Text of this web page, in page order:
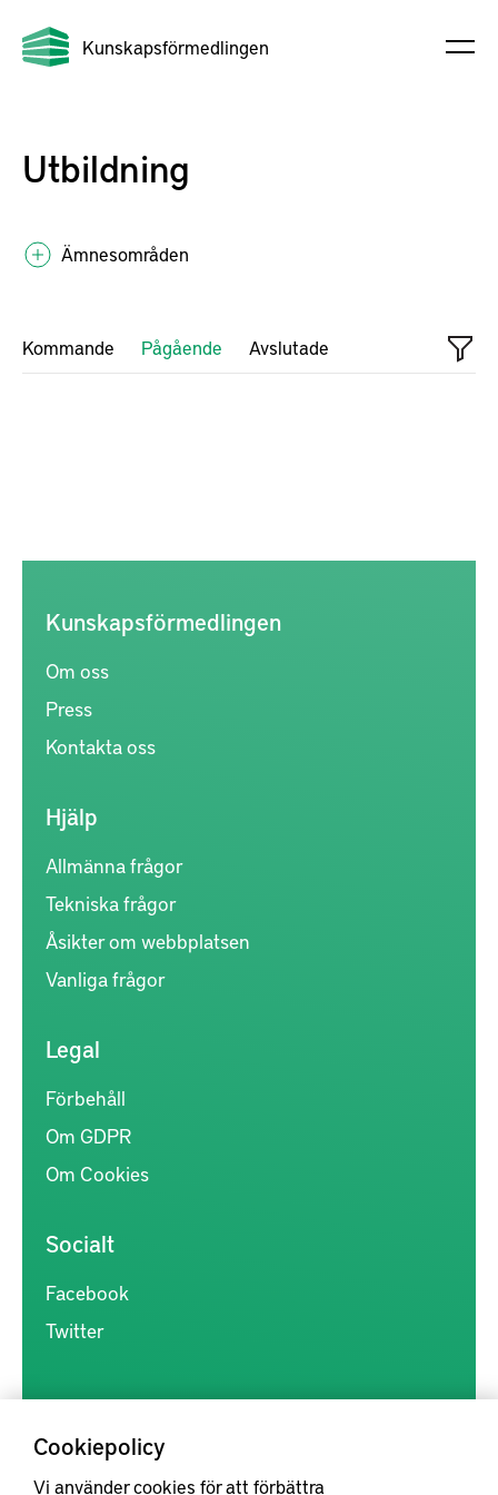
Kunskapsförmedlingen
Utbildning
Ämnesområden
Kommande Pågående Avslutade
Cookiepolicy
Vi använder cookies för att förbättra
Kunskapsförmedlingen
Om oss
Press
Kontakta oss
Hjälp
Allmänna frågor
Tekniska frågor
Åsikter om webbplatsen
Vanliga frågor
Legal
Förbehåll
Om GDPR
Om Cookies
Socialt
Facebook
Twitter